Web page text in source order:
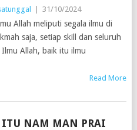
| 31/10/2024
Allah meliputi segala ilmu di
saja, setiap skill dan seluruh
Allah, baik itu ilmu
Read More
ITU NAM MAN PRAI